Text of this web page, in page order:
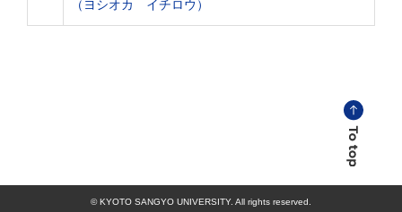
（ヨシオカ イチロウ）
© KYOTO SANGYO UNIVERSITY. All rights reserved.